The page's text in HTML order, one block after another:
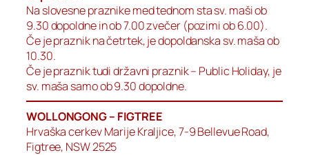
Na slovesne praznike med tednom sta sv. maši ob
9.30 dopoldne in ob 7.00 zvečer (pozimi ob 6.00).
Če je praznik na četrtek, je dopoldanska sv. maša ob
10.30.
Če je praznik tudi državni praznik – Public Holiday, je
sv. maša samo ob 9.30 dopoldne.
WOLLONGONG – FIGTREE
Hrvaška cerkev Marije Kraljice, 7-9 Bellevue Road,
Figtree, NSW 2525